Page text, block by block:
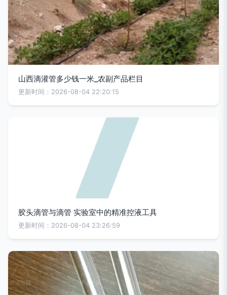
山西滴灌管多少钱一米_农副产品栏目
更新时间：2026-08-04 22:20:15
胶头滴管与滴管 实验室中的精准控液工具
更新时间：2026-08-04 23:26:59